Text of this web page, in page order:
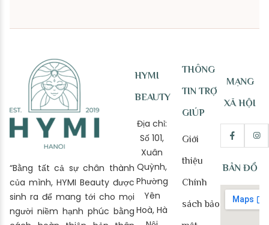
“Bằng tất cả sự chân thành
của mình, HYMI Beauty được
sinh ra để mang tới cho mọi
người niềm hạnh phúc bằng
HYMI
BEAUTY
Địa chỉ:
Số 101,
Xuân
Quỳnh,
Phường
Yên
Hoà, Hà
THÔNG
TIN TRỢ
GIÚP
Giới
thiệu
Chính
sách bảo
MẠNG
XÃ HỘI
BẢN ĐỒ